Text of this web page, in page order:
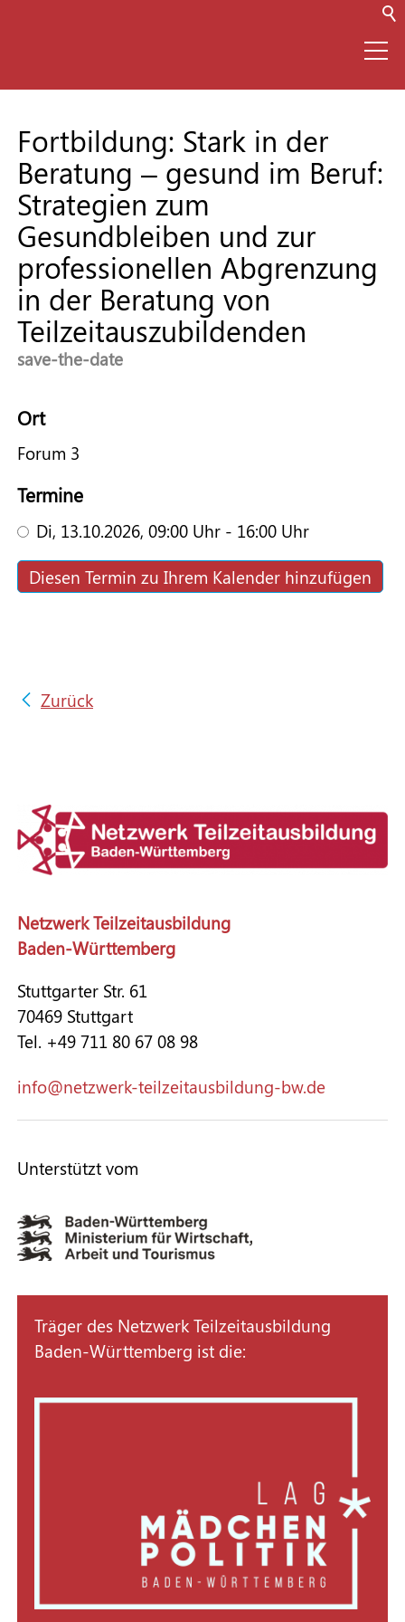
Netzwerk
Teilzeitausbildung
(TZA)
Infos zur TZA
Pflege TZA
ESF-Förderprogramm
Downloads & Termine
Fortbildung: Stark in der
Beratung – gesund im Beruf:
Strategien zum
Gesundbleiben und zur
professionellen Abgrenzung
in der Beratung von
Teilzeitauszubildenden
save-the-date
Ort
Forum 3
Termine
Di, 13.10.2026, 09:00Uhr- 16:00Uhr
Diesen Termin zu Ihrem Kalender hinzufügen
Zurück
Netzwerk Teilzeitausbildung
Baden-Württemberg
Stuttgarter Str. 61
70469 Stuttgart
Tel. +49 711 80 67 08 98
nf
n tzw rk-t lz t sb ld ng-bwd
Unterstützt vom
Träger des Netzwerk Teilzeitausbildung
Baden-Württemberg ist die: